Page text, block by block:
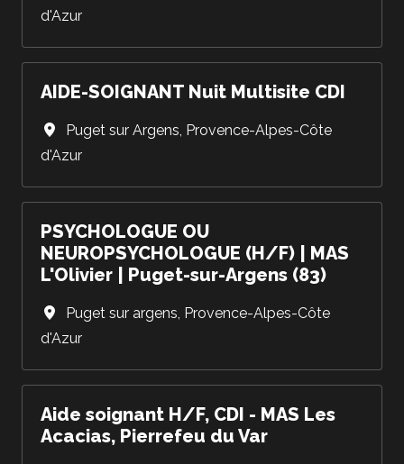
d'Azur
AIDE-SOIGNANT Nuit Multisite CDI
Puget sur Argens, Provence-Alpes-Côte
d'Azur
PSYCHOLOGUE OU
NEUROPSYCHOLOGUE (H/F) | MAS
L'Olivier | Puget-sur-Argens (83)
Puget sur argens, Provence-Alpes-Côte
d'Azur
Aide soignant H/F, CDI - MAS Les
Acacias, Pierrefeu du Var